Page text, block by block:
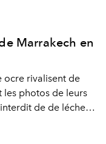
Marrakech en
ocre rivalisent de
photos de leurs
de de lécher